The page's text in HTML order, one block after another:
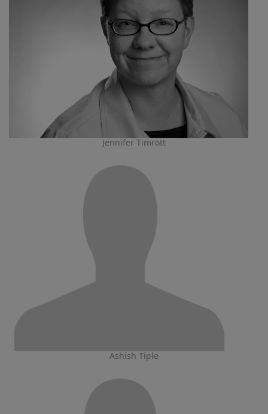
Jennifer Timrott
Ashish Tiple